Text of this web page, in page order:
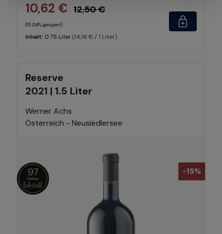
10,62 € 12,50 €
(15.04% gespart)
Inhalt: 0.75 Liter (14,16 € / 1 Liter)
Reserve
2021 | 1.5 Liter
Werner Achs
Österreich - Neusiedlersee
-15%
97